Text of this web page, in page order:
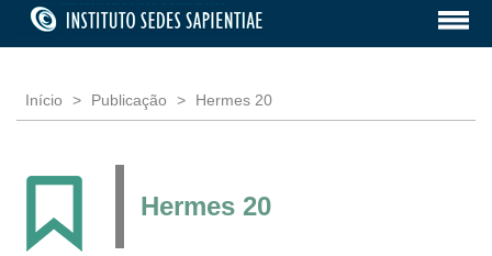
Início Publicação Hermes 20
Hermes 20